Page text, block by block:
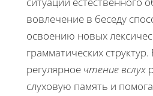
вовлечение в беседу
освоению новых
грамматических структур.
регулярное чтение вслух
слуховую память и